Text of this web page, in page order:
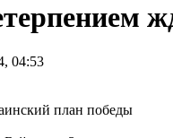
04:53